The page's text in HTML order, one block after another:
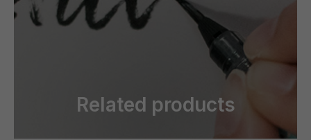
Related products